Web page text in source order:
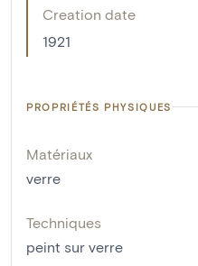
Creation date
1921
PROPRIÉTÉS PHYSIQUES
Matériaux
verre
Techniques
peint sur verre